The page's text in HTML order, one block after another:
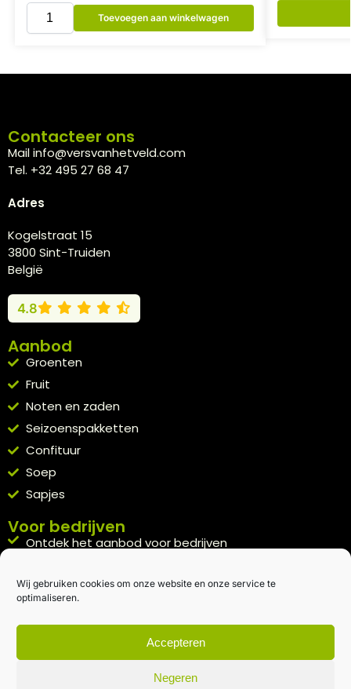
Wij gebruiken cookies om onze website en onze service te
optimaliseren.
Accepteren
Negeren
Toevoegen aan winkelwagen
Contacteer ons
Mail info@versvanhetveld.com
Tel. +32 495 27 68 47
Adres
Kogelstraat 15
3800 Sint-Truiden
België
4.8
Aanbod
Groenten
Fruit
Noten en zaden
Seizoenspakketten
Confituur
Soep
Sapjes
Voor bedrijven
Ontdek het aanbod voor bedrijven
Kennismakingspakket aanvragen
Blijft op de hoogte
Rechtstreeks van het veld naar je inbox.
Inschrijven nieuwsbrief